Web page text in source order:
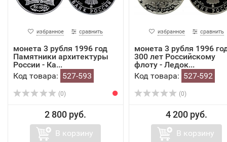
избранное сравнить
монета 3 рубля 1996 год
Памятники архитектуры
России - Ка...
Код товара: 527-593
(0)
2 800 руб.
В корзину
избранное сравнить
монета 3 рубля 1996
300 лет Российскому
флоту - Ледок...
Код товара: 527-592
(0)
4 200 руб.
В корзину